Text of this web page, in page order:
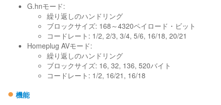
G.hnモード:
繰り返しのハンドリング
ブロックサイズ: 168～4320ペイロード・ビット
コードレート: 1/2, 2/3, 3/4, 5/6, 16/18, 20/21
Homeplug AVモード:
繰り返しのハンドリング
ブロックサイズ: 16, 32, 136, 520バイト
コードレート: 1/2, 16/21, 16/18
● 機能